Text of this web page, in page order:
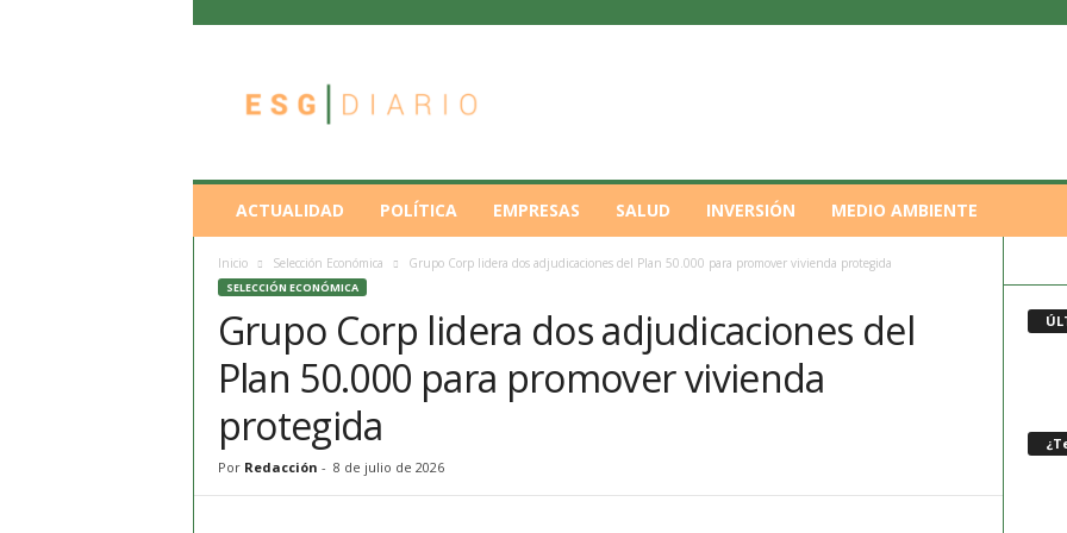
ACTUALIDAD POLÍTICA EMPRESAS SALUD INVERSIÓN MEDIO AMBIENTE
Inicio Selección Económica Grupo Corp lidera dos adjudicaciones del Plan 50.000 para promover vivienda protegida
SELECCIÓN ECONÓMICA
Grupo Corp lidera dos adjudicaciones del
Plan 50.000 para promover vivienda
protegida
Por Redacción - 8 de julio de 2026